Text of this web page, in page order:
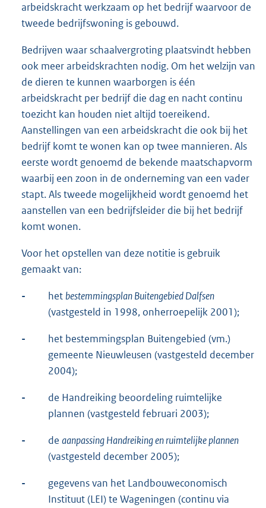
arbeidskracht werkzaam op het bedrijf waarvoor de
tweede bedrijfswoning is gebouwd.
Bedrijven waar schaalvergroting plaatsvindt hebben
ook meer arbeidskrachten nodig. Om het welzijn van
de dieren te kunnen waarborgen is één
arbeidskracht per bedrijf die dag en nacht continu
toezicht kan houden niet altijd toereikend.
Aanstellingen van een arbeidskracht die ook bij het
bedrijf komt te wonen kan op twee mannieren. Als
eerste wordt genoemd de bekende maatschapvorm
waarbij een zoon in de onderneming van een vader
stapt. Als tweede mogelijkheid wordt genoemd het
aanstellen van een bedrijfsleider die bij het bedrijf
komt wonen.
Voor het opstellen van deze notitie is gebruik
gemaakt van:
- hetbestemmingsplan Buitengebied Dalfsen
(vastgesteld in 1998, onherroepelijk 2001);
-
het bestemmingsplan Buitengebied (vm.)
gemeente Nieuwleusen (vastgesteld december
2004);
-
de Handreiking beoordeling ruimtelijke
plannen (vastgesteld februari 2003);
- de aanpassing Handreiking en ruimtelijke plannen
(vastgesteld december 2005);
-
gegevens van het Landbouweconomisch
Instituut (LEI) te Wageningen (continu via